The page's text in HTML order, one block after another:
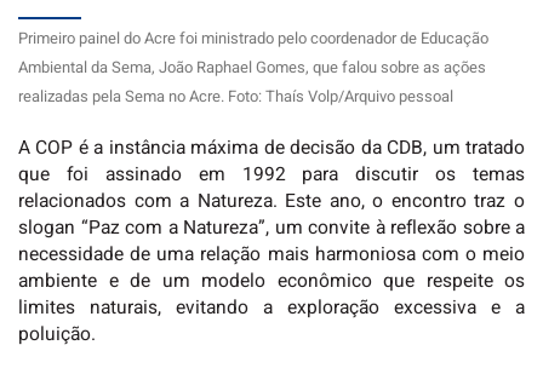
Primeiro painel do Acre foi ministrado pelo coordenador de Educação
Ambiental da Sema, João Raphael Gomes, que falou sobre as ações
realizadas pela Sema no Acre. Foto: Thaís Volp/Arquivo pessoal
A COP é a instância máxima de decisão da CDB, um tratado
que foi assinado em 1992 para discutir os temas
relacionados com a Natureza. Este ano, o encontro traz o
slogan “Paz com a Natureza”, um convite à reflexão sobre a
necessidade de uma relação mais harmoniosa com o meio
ambiente e de um modelo econômico que respeite os
limites naturais, evitando a exploração excessiva e a
poluição.